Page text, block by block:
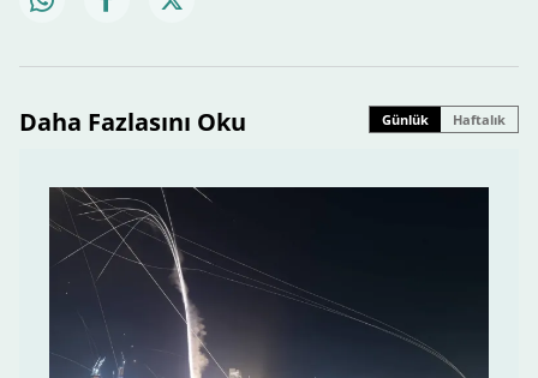
Daha Fazlasını Oku Günlük Haftalık